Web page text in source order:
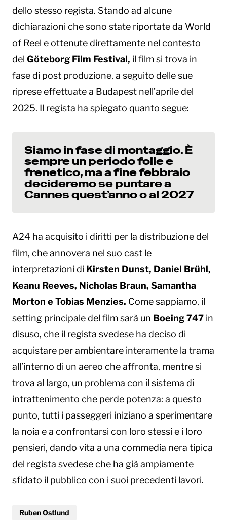
dello stesso regista. Stando ad alcune
dichiarazioni che sono state riportate da World
of Reel e ottenute direttamente nel contesto
del Göteborg Film Festival, il film si trova in
fase di post produzione, a seguito delle sue
riprese effettuate a Budapest nell’aprile del
2025. Il regista ha spiegato quanto segue:
Siamo in fase di montaggio. È
sempre un periodo folle e
frenetico, ma a fine febbraio
decideremo se puntare a
Cannes quest’anno o al 2027
A24 ha acquisito i diritti per la distribuzione del
film, che annovera nel suo cast le
interpretazioni di Kirsten Dunst, Daniel Brühl,
Keanu Reeves, Nicholas Braun, Samantha
Morton e Tobias Menzies. Come sappiamo, il
setting principale del film sarà un Boeing 747 in
disuso, che il regista svedese ha deciso di
acquistare per ambientare interamente la trama
all’interno di un aereo che affronta, mentre si
trova al largo, un problema con il sistema di
intrattenimento che perde potenza: a questo
punto, tutti i passeggeri iniziano a sperimentare
la noia e a confrontarsi con loro stessi e i loro
pensieri, dando vita a una commedia nera tipica
del regista svedese che ha già ampiamente
sfidato il pubblico con i suoi precedenti lavori.
Ruben Ostlund